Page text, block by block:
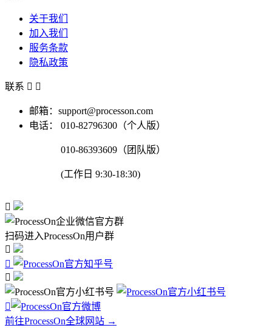
关于我们
加入我们
服务条款
隐私政策
联系  
邮箱：support@processon.com
电话：
010-82796300（个人版）
010-86393609（团队版）
(工作日 9:30-18:30)

扫码进入ProcessOn用户群




前往ProcessOn全球网站 →